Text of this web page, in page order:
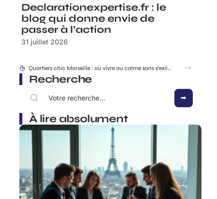
Declarationexpertise.fr : le
blog qui donne envie de
passer à l’action
31 juillet 2026
Quartiers chic Marseille : où vivre au calme sans s’exiler ?
Recherche
À lire absolument